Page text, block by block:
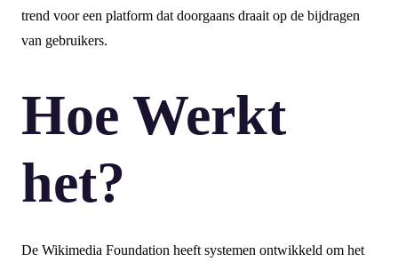
trend voor een platform dat doorgaans draait op de bijdragen
van gebruikers.
Hoe Werkt
het?
De Wikimedia Foundation heeft systemen ontwikkeld om het